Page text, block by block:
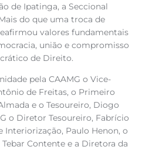
de Ipatinga, a Seccional
do que uma troca de
valores fundamentais
união e compromisso
de Direito.
pela CAAMG o Vice-
de Freitas, o Primeiro
e o Tesoureiro, Diogo
o Diretor Tesoureiro, Fabrício
Interiorização, Paulo Henon, o
Contente e a Diretora da